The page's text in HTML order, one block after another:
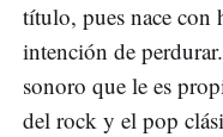
título, pues nace con
intención de
sonoro que le es
del rock y el pop